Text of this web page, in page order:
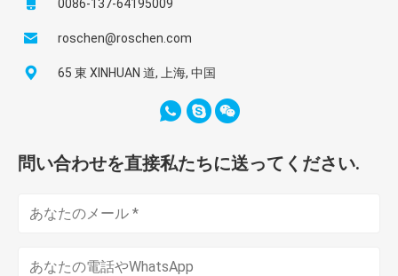
0086-137-64195009
roschen@roschen.com
65 東 XINHUAN 道, 上海, 中国
問い合わせを直接私たちに送ってください.